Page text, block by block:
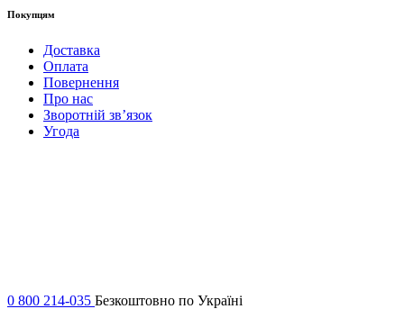
Покупцям
Доставка
Оплата
Повернення
Про нас
Зворотній зв’язок
Угода
0 800 214-035 Безкоштовно по Україні